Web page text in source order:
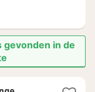
in de